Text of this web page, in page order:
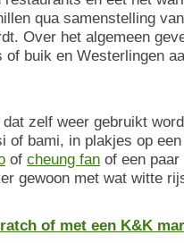
qua samenstelling
Over het algemeen
buik en Westerlingen
zelf weer gebruikt
of bami, in plakjes op
of cheung fan of een
gewoon met wat witte
of met een K&K